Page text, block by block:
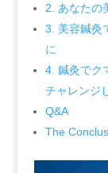
2. あなたの
3. 美容鍼灸
に
4. 鍼灸でク
チャレンジ
Q&A
The